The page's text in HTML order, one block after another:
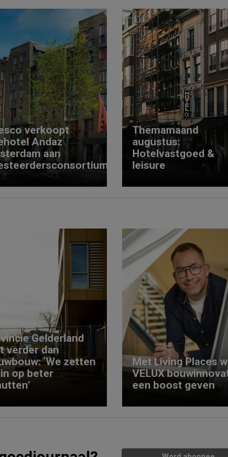
verkoopt
Andaz
aan
Themamaand
augustus:
Hotelvastgoed &
leisure
Gelderland
verder dan
‘We zetten
op beter
Met Living Places
VELUX
een boost geven